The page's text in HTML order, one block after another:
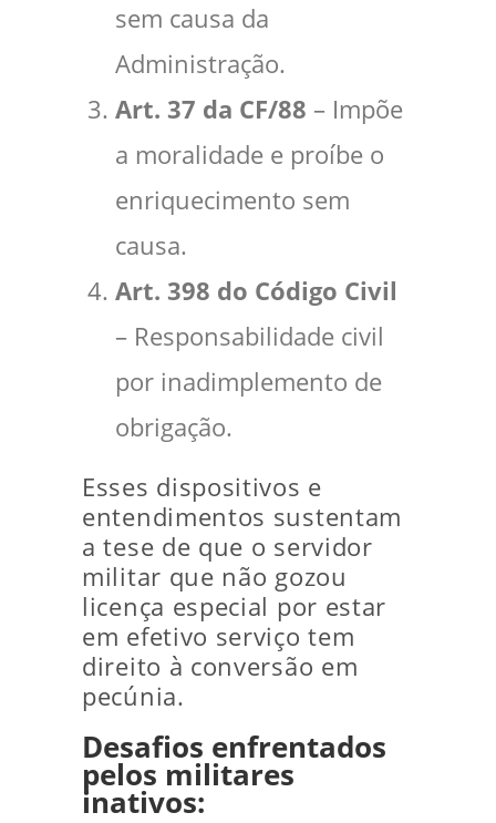
sem causa da
Administração.
Art. 37 da CF/88 – Impõe
a moralidade e proíbe o
enriquecimento sem
causa.
Art. 398 do Código Civil
– Responsabilidade civil
por inadimplemento de
obrigação.
Esses dispositivos e
entendimentos sustentam
a tese de que o servidor
militar que não gozou
licença especial por estar
em efetivo serviço tem
direito à conversão em
pecúnia.
Desafios enfrentados
pelos militares
inativos: